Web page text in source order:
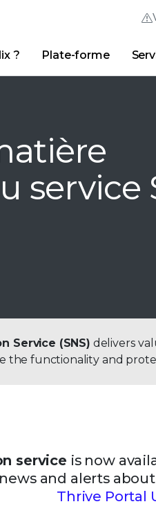
Australia (English)
Canada (Français)
Deutschland (Deutsch)
? Plate-forme
service
Service (SNS) delivers
the functionality and
service is now
and alerts
Thrive Portal